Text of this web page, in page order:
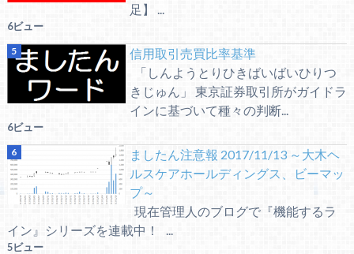
足】 ...
6ビュー
信用取引売買比率基準
「しんようとりひきばいばいひりつ
きじゅん」 東京証券取引所がガイドラ
インに基づいて種々の判断...
6ビュー
ましたん注意報 2017/11/13 ～大木ヘ
ルスケアホールディングス、ビーマッ
プ～
現在管理人のブログで『機能するラ
イン』シリーズを連載中！ ...
5ビュー